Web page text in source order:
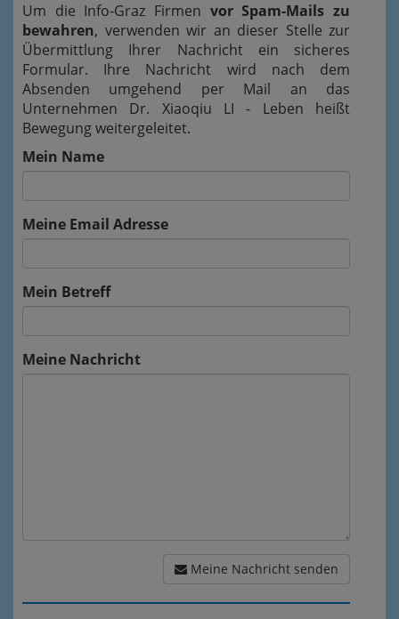
Um die Info-Graz Firmen vor Spam-Mails zu
bewahren, verwenden wir an dieser Stelle zur
Übermittlung Ihrer Nachricht ein sicheres
Formular. Ihre Nachricht wird nach dem
Absenden umgehend per Mail an das
Unternehmen Dr. Xiaoqiu LI - Leben heißt
Bewegung weitergeleitet.
Mein Name
Meine Email Adresse
Mein Betreff
Meine Nachricht
Meine Nachricht senden